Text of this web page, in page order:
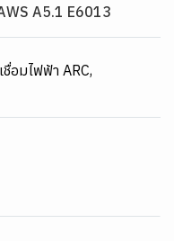
A5.1 E6013
ชื่อมไฟฟ้า ARC,